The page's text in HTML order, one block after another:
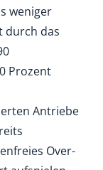
weniger
durch das
Prozent
Antriebe
Over-